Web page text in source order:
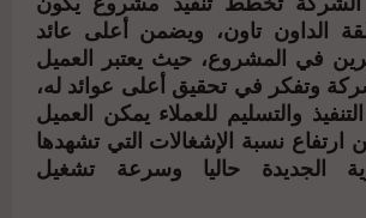
الداون تاون، ويضمن أعلى عائد
في المشروع، حيث يعتبر العميل
وتفكر في تحقيق أعلى عوائد له،
والتسليم للعملاء يمكن العميل
ارتفاع نسبة الإشغالات التي تشهدها
الجديدة حاليا وسرعة تشغيل